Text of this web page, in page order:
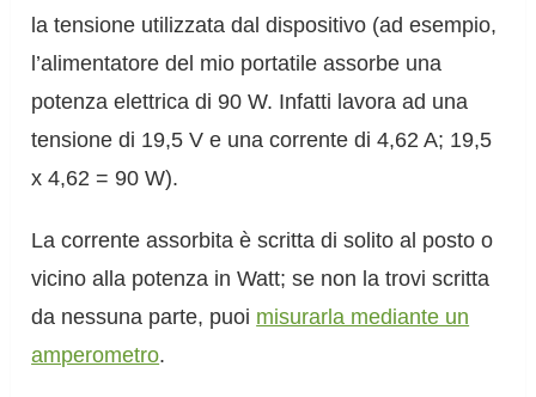
la tensione utilizzata dal dispositivo (ad esempio,
l’alimentatore del mio portatile assorbe una
potenza elettrica di 90 W. Infatti lavora ad una
tensione di 19,5 V e una corrente di 4,62 A; 19,5
x 4,62 = 90 W).
La corrente assorbita è scritta di solito al posto o
vicino alla potenza in Watt; se non la trovi scritta
da nessuna parte, puoi misurarla mediante un
amperometro.